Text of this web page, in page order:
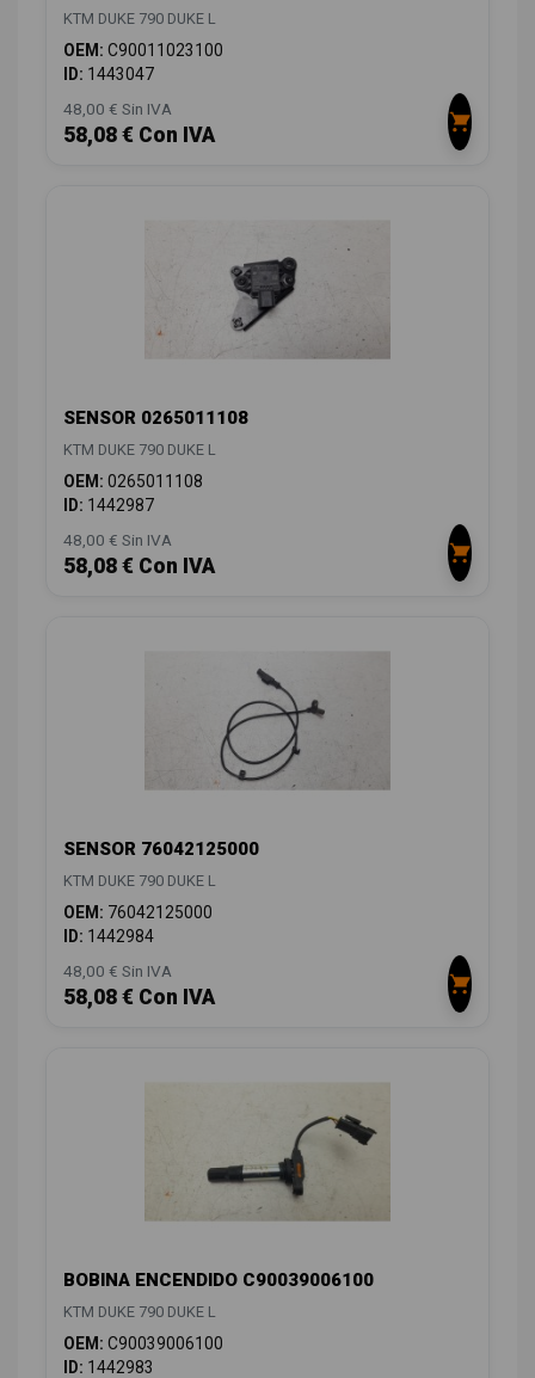
KTM DUKE 790 DUKE L
OEM: C90011023100
ID: 1443047
48,00 € Sin IVA
58,08 € Con IVA
SENSOR 0265011108
KTM DUKE 790 DUKE L
OEM: 0265011108
ID: 1442987
48,00 € Sin IVA
58,08 € Con IVA
SENSOR 76042125000
KTM DUKE 790 DUKE L
OEM: 76042125000
ID: 1442984
48,00 € Sin IVA
58,08 € Con IVA
BOBINA ENCENDIDO C90039006100
KTM DUKE 790 DUKE L
OEM: C90039006100
ID: 1442983